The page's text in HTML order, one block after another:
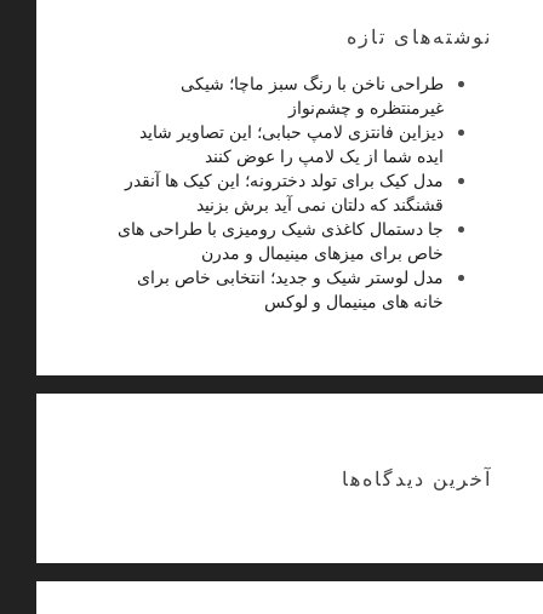
نوشته‌های تازه
طراحی ناخن با رنگ سبز ماچا؛ شیکی
غیرمنتظره و چشم‌نواز
دیزاین فانتزی لامپ حبابی؛ این تصاویر شاید
ایده شما از یک لامپ را عوض کنند
مدل کیک برای تولد دخترونه؛ این کیک ها آنقدر
قشنگند که دلتان نمی آید برش بزنید
جا دستمال کاغذی شیک رومیزی با طراحی های
خاص برای میزهای مینیمال و مدرن
مدل لوستر شیک و جدید؛ انتخابی خاص برای
خانه های مینیمال و لوکس
آخرین دیدگاه‌ها